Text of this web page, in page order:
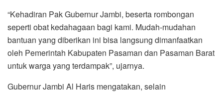
“Kehadiran Pak Gubernur Jambi, beserta rombongan
seperti obat kedahagaan bagi kami. Mudah-mudahan
bantuan yang diberikan ini bisa langsung dimanfaatkan
oleh Pemerintah Kabupaten Pasaman dan Pasaman Barat
untuk warga yang terdampak”, ujarnya.
Gubernur Jambi Al Haris mengatakan, selain